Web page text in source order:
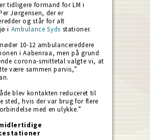
tidligere formand for LM i
Jørgensen, der er
og står for alt
i Ambulance Syds stationer.
10-12 ambulancereddere
i Aabenraa, men på grund
corona-smittetal valgte vi, at
være sammen parvis,”
blev kontakten reduceret til
sted, hvis der var brug for flere
med en ulykke.”